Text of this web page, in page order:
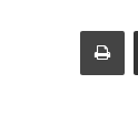
مشاركة عبر البريد طباعة